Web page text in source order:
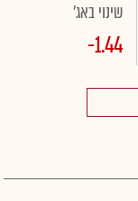
שינוי באג'
-1.44